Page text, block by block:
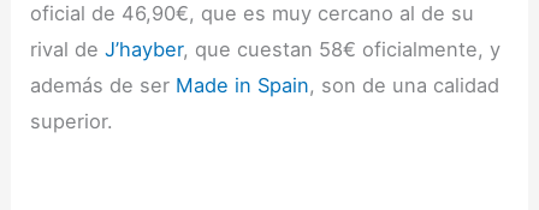
oficial de 46,90€, que es muy cercano al de su
rival deJ’hayber, que cuestan 58€ oficialmente, y
además de ser Made in Spain, son de una calidad
superior.